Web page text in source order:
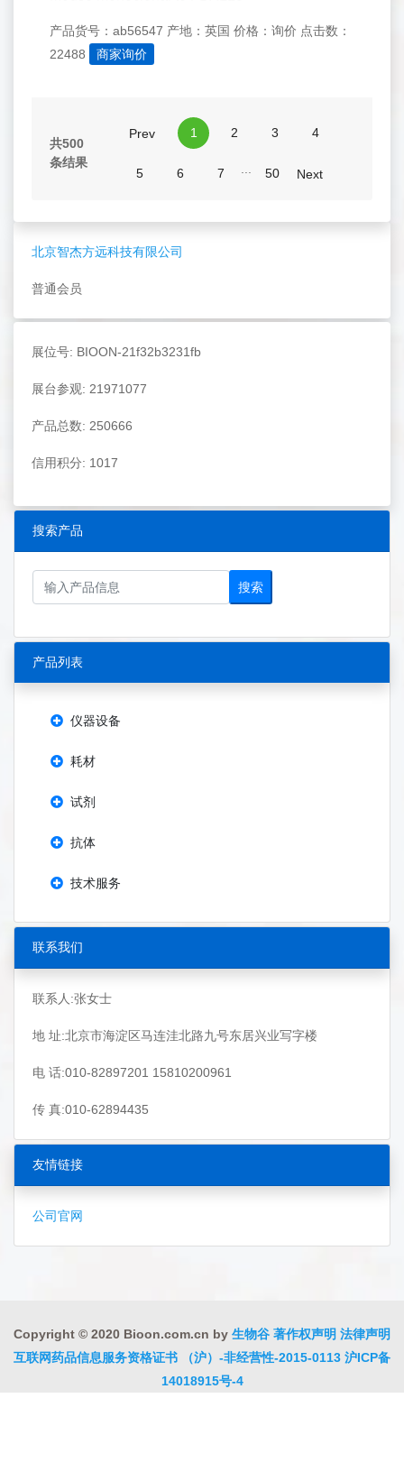
北京智杰方远科技有限公司
普通会员
展位号: BIOON-21f32b3231fb
展台参观: 21971077
产品总数: 250666
信用积分: 1017
搜索产品
搜索
产品列表
仪器设备
耗材
试剂
抗体
技术服务
联系我们
联系人:张女士
地 址:北京市海淀区马连洼北路九号东居兴业写字楼
电 话:010-82897201 15810200961
传 真:010-62894435
友情链接
公司官网
产品货号：ab56547 产地：英国 价格：询价 点击数：
22488
商家询价
共500
条结果
Prev 1 2 3 4
5 6 7 50 Next
Copyright © 2020 Bioon.com.cn by 生物谷 著作权声明 法律声明
互联网药品信息服务资格证书 （沪）-非经营性-2015-0113 沪ICP备
14018915号-4